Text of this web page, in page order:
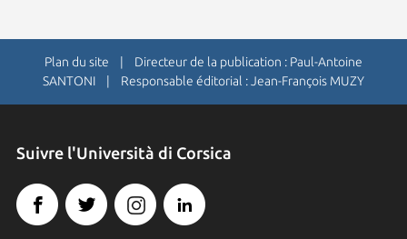
Plan du site | Directeur de la publication : Paul-Antoine
SANTONI | Responsable éditorial : Jean-François MUZY
Suivre l'Università di Corsica